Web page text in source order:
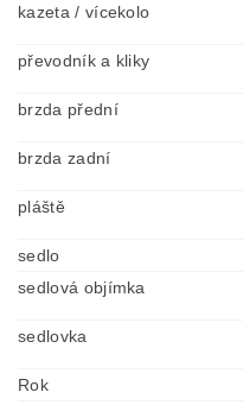
kazeta / vícekolo
převodník a kliky
brzda přední
brzda zadní
pláště
sedlo
sedlová objímka
sedlovka
Rok